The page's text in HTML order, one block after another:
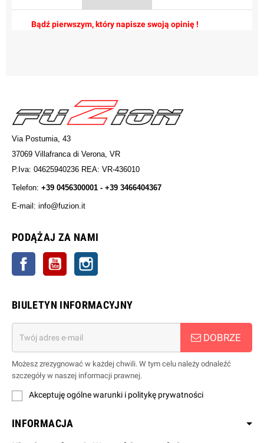
Bądź pierwszym, który napisze swoją opinię !
Via Postumia, 43
37069 Villafranca di Verona, VR
P.Iva: 04625940236 REA: VR-436010
Telefon: +39 0456300001 - +39 3466404367
E-mail: info@fuzion.it
PODĄŻAJ ZA NAMI
Facebook YouTube
BIULETYN INFORMACYJNY
DOBRZE
Możesz zrezygnować w każdej chwili. W tym celu należy odnaleźć
szczegóły w naszej informacji prawnej.
Akceptuję ogólne warunki i politykę prywatności
INFORMACJA